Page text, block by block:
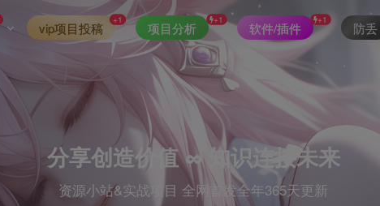
vip项目投稿
+1
项目分析
+1
软件/插件
+1
防丢
分享创造价值 ∞ 知识连接未来
资源小站&实战项目 全网首发全年365天更新